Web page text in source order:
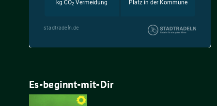
Es-beginnt-mit-Dir